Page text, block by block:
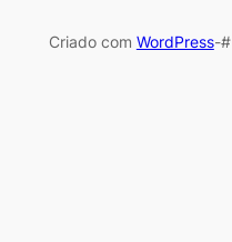
Criado com WordPress-#